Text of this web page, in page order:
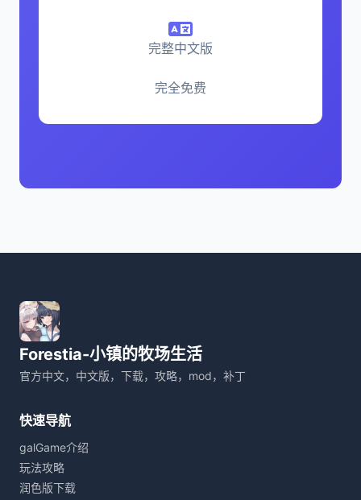
完整中文版
完全免费
Forestia-小镇的牧场生活
官方中文，中文版，下载，攻略，mod，补丁
快速导航
galGame介绍
玩法攻略
润色版下载